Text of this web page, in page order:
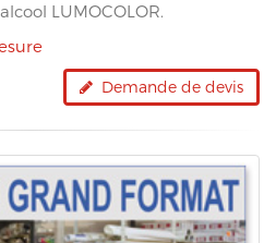
LUMOCOLOR.
Demande de devis